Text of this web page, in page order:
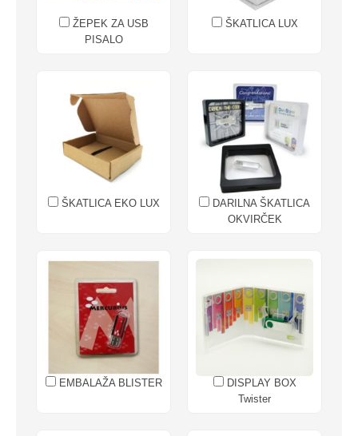
ŽEPEK ZA USB
PISALO
ŠKATLICA LUX
ŠKATLICA EKO LUX
DARILNA ŠKATLICA
OKVIRČEK
EMBALAŽA BLISTER
DISPLAY BOX
Twister